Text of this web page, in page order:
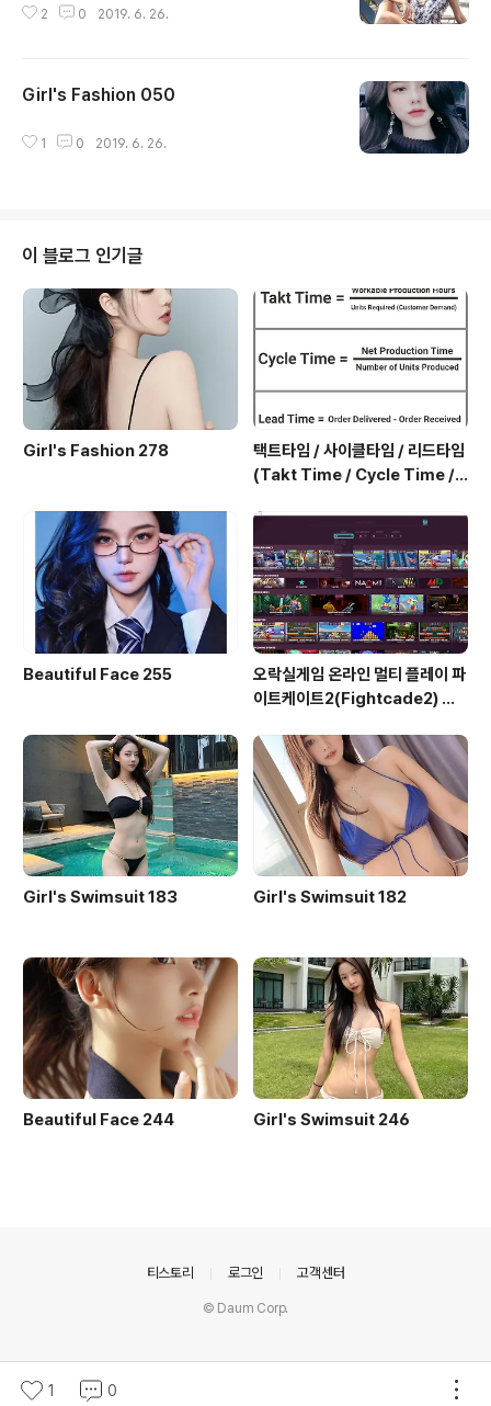
2 0 2019. 6. 26.
Girl's Fashion 050
1 0 2019. 6. 26.
이 블로그 인기글
Girl's Fashion 278
택트타임 / 사이클타임 / 리드타임
(Takt Time / Cycle Time / L
Beautiful Face 255
오락실게임 온라인 멀티 플레이 파
이트케이트2(Fightcade2) 설
Girl's Swimsuit 183 Girl's Swimsuit 182
Beautiful Face 244 Girl's Swimsuit 246
1 0
티스토리 로그인 고객센터
© Daum Corp.